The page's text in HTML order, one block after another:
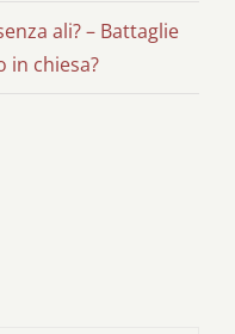
ali? – Battaglie
in chiesa?